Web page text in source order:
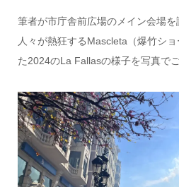
筆者が市庁舎前広場のメイン会場
人々が熱狂するMascleta（爆竹シ
た2024のLa Fallasの様子を写真で